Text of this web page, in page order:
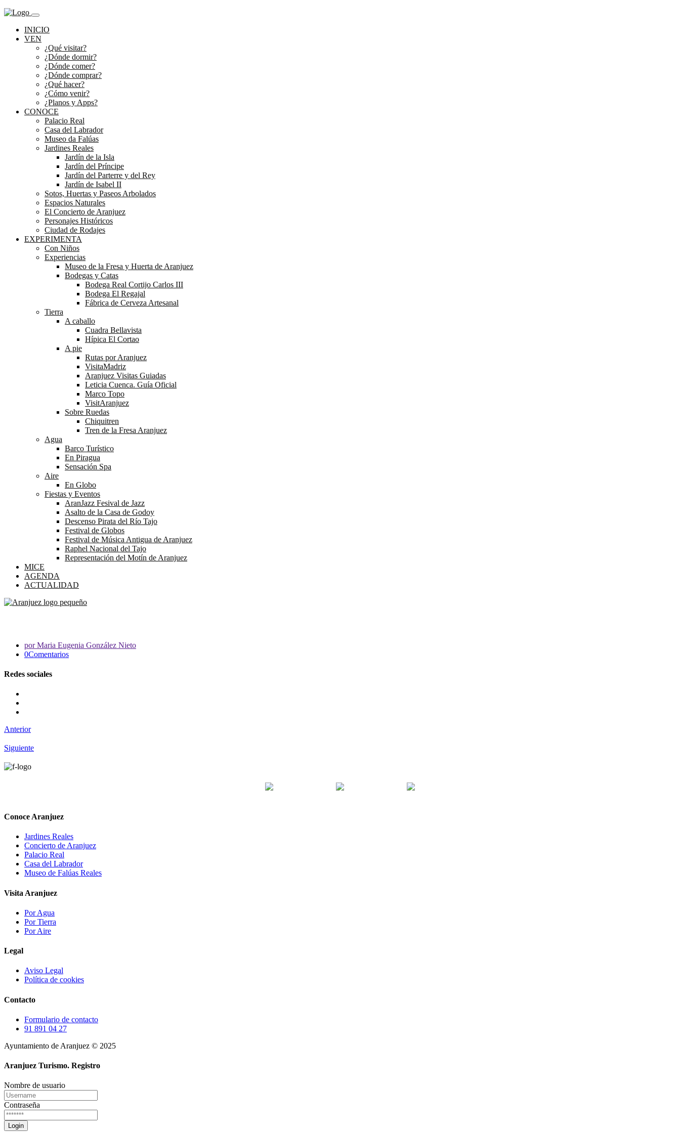
INICIO
VEN
¿Qué visitar?
¿Dónde dormir?
¿Dónde comer?
¿Dónde comprar?
¿Qué hacer?
¿Cómo venir?
¿Planos y Apps?
CONOCE
Palacio Real
Casa del Labrador
Museo da Falúas
Jardines Reales
Jardín de la Isla
Jardín del Príncipe
Jardín del Parterre y del Rey
Jardín de Isabel II
Sotos, Huertas y Paseos Arbolados
Espacios Naturales
El Concierto de Aranjuez
Personajes Históricos
Ciudad de Rodajes
EXPERIMENTA
Con Niños
Experiencias
Museo de la Fresa y Huerta de Aranjuez
Bodegas y Catas
Bodega Real Cortijo Carlos III
Bodega El Regajal
Fábrica de Cerveza Artesanal
Tierra
A caballo
Cuadra Bellavista
Hípica El Cortao
A pie
Rutas por Aranjuez
VisitaMadriz
Aranjuez Visitas Guiadas
Leticia Cuenca. Guía Oficial
Marco Topo
VisitAranjuez
Sobre Ruedas
Chiquitren
Tren de la Fresa Aranjuez
Agua
Barco Turístico
En Piragua
Sensación Spa
Aire
En Globo
Fiestas y Eventos
AranJazz Fesival de Jazz
Asalto de la Casa de Godoy
Descenso Pirata del Río Tajo
Festival de Globos
Festival de Música Antigua de Aranjuez
Raphel Nacional del Tajo
Representación del Motín de Aranjuez
MICE
AGENDA
ACTUALIDAD
por Maria Eugenia González Nieto
0Comentarios
Redes sociales
Anterior
Siguiente
Conoce Aranjuez
Jardines Reales
Concierto de Aranjuez
Palacio Real
Casa del Labrador
Museo de Falúas Reales
Visita Aranjuez
Por Agua
Por Tierra
Por Aire
Legal
Aviso Legal
Política de cookies
Contacto
Formulario de contacto
91 891 04 27
Ayuntamiento de Aranjuez © 2025
Aranjuez Turismo. Registro
Nombre de usuario
Contraseña